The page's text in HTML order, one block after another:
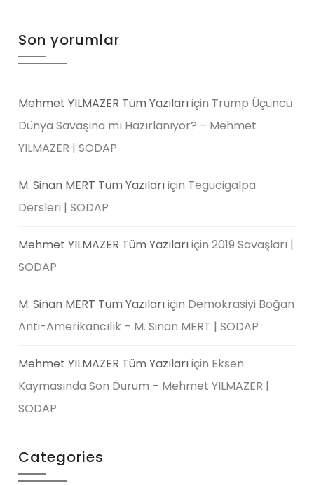
Son yorumlar
Mehmet YILMAZER Tüm Yazılarıiçin Trump Üçüncü
Dünya Savaşına mı Hazırlanıyor? – Mehmet
YILMAZER | SODAP
M. Sinan MERT Tüm Yazılarıiçin Tegucigalpa
Dersleri | SODAP
Mehmet YILMAZER Tüm Yazılarıiçin2019 Savaşları |
SODAP
M. Sinan MERT Tüm Yazılarıiçin Demokrasiyi Boğan
Anti-Amerikancılık – M. Sinan MERT | SODAP
Mehmet YILMAZER Tüm Yazılarıiçin Eksen
Kaymasında Son Durum – Mehmet YILMAZER |
SODAP
Categories